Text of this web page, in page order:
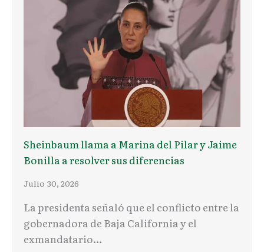
Sheinbaum llama a Marina del Pilar y Jaime
Bonilla a resolver sus diferencias
Julio 30, 2026
La presidenta señaló que el conflicto entre la
gobernadora de Baja California y el
exmandatario…